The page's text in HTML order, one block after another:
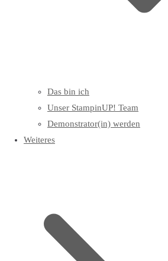
Das bin ich
Unser StampinUP! Team
Demonstrator(in) werden
Weiteres